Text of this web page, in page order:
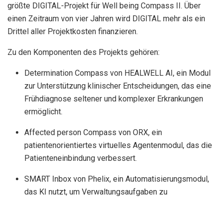
größte DIGITAL-Projekt für Well being Compass II. Über
einen Zeitraum von vier Jahren wird DIGITAL mehr als ein
Drittel aller Projektkosten finanzieren.
Zu den Komponenten des Projekts gehören:
Determination Compass von HEALWELL AI, ein Modul
zur Unterstützung klinischer Entscheidungen, das eine
Frühdiagnose seltener und komplexer Erkrankungen
ermöglicht.
Affected person Compass von ORX, ein
patientenorientiertes virtuelles Agentenmodul, das die
Patienteneinbindung verbessert.
SMART Inbox von Phelix, ein Automatisierungsmodul,
das KI nutzt, um Verwaltungsaufgaben zu